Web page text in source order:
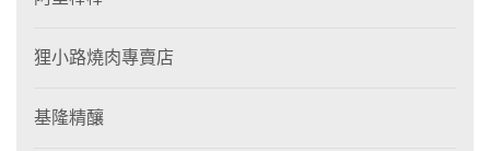
狸⼩路燒肉專賣店
基隆精釀